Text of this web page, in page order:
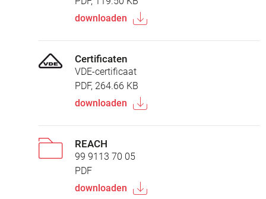
downloaden
Certificaten
VDE-certificaat
PDF, 264.66 KB
downloaden
REACH
99 9113 70 05
PDF
downloaden